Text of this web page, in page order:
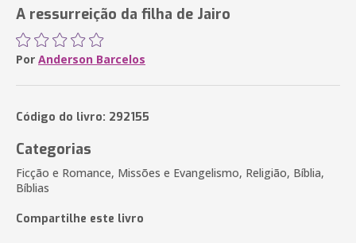
A ressurreição da filha de Jairo
Por Anderson Barcelos
Código do livro: 292155
Categorias
Ficção e Romance, Missões e Evangelismo, Religião, Bíblia,
Bíblias
Compartilhe este livro